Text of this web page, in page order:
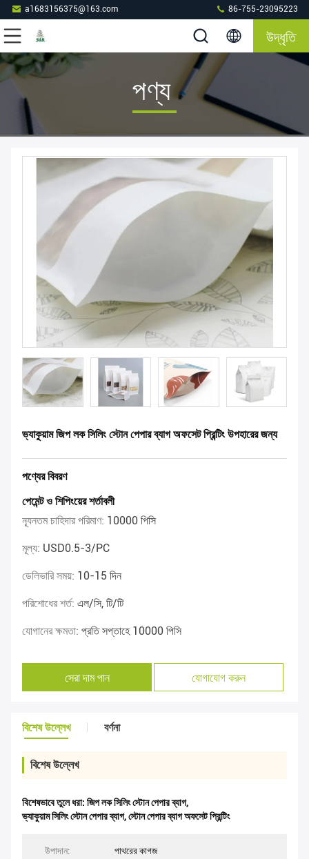
a1683156375@163.com 86-755-23095223
উদ্ধৃতি
পণ্য
ভ্যাকুয়াম জিপ লক সিলিং স্টোন পেপার ব্যাগ অফসেট প্রিন্টিং উপহারের জন্য
পণ্যের বিবরণ
পেমেন্ট ও শিপিংয়ের শর্তাবলী
ন্যূনতম চাহিদার পরিমাণ: 10000 পিসি
মূল্য: USD0.5-3/PC
ডেলিভারি সময়: 10-15 দিন
পরিশোধের শর্ত: এল/সি, টি/টি
যোগানের ক্ষমতা: প্রতি সপ্তাহে 10000 পিসি
সেরা দাম পান যোগাযোগ করুন
বিশেষ উল্লেখ বর্ণনা
বিশেষ উল্লেখ
বিশেষভাবে তুলে ধরা: জিপ লক সিলিং স্টোন পেপার ব্যাগ,
ভ্যাকুয়াম সিলিং স্টোন পেপার ব্যাগ,স্টোন পেপার ব্যাগ অফসেট প্রিন্টিং
উপাদান: পাথরের কাগজ